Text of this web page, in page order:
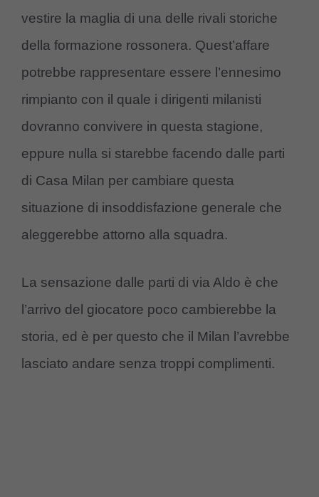
vestire la maglia di una delle rivali storiche
della formazione rossonera. Quest’affare
potrebbe rappresentare essere l’ennesimo
rimpianto con il quale i dirigenti milanisti
dovranno convivere in questa stagione,
eppure nulla si starebbe facendo dalle parti
di Casa Milan per cambiare questa
situazione di insoddisfazione generale che
aleggerebbe attorno alla squadra.
La sensazione dalle parti di via Aldo è che
l’arrivo del giocatore poco cambierebbe la
storia, ed è per questo che il Milan l’avrebbe
lasciato andare senza troppi complimenti.